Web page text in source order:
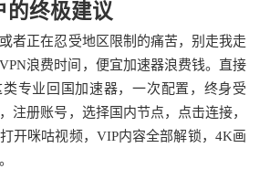
的终极建议
者正在忍受地区限制的痛苦，别走我走
浪费时间，便宜加速器浪费钱。直接
类专业回国加速器，一次配置，终身受
注册账号，选择国内节点，点击连接，
开咪咕视频，VIP内容全部解锁，4K画